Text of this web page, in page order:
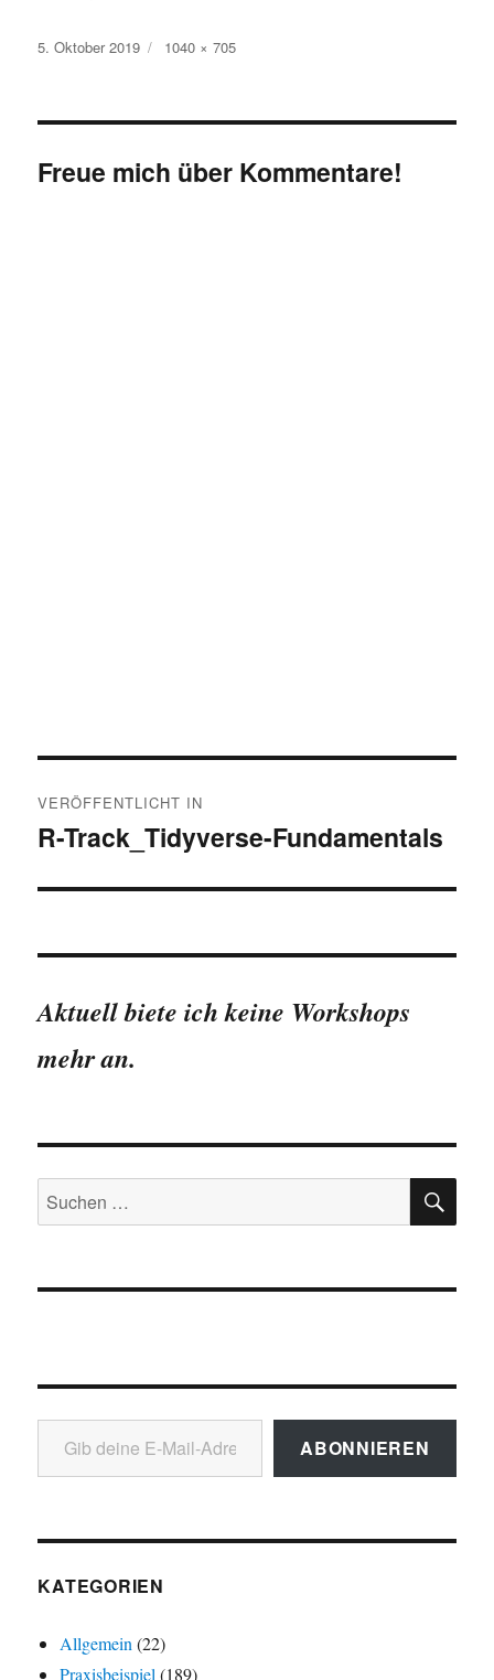
Veröffentlicht
5. Oktober 2019 Originalgröße
1040 × 705
Freue mich über Kommentare!
VERÖFFENTLICHT IN
R-Track_Tidyverse-Fundamentals
Aktuell biete ich keine Workshops
mehr an.
Suchen
nach:
Gib deine E-Mail-Adresse ein ...
ABONNIEREN
KATEGORIEN
Allgemein (22)
Praxisbeispiel (189)